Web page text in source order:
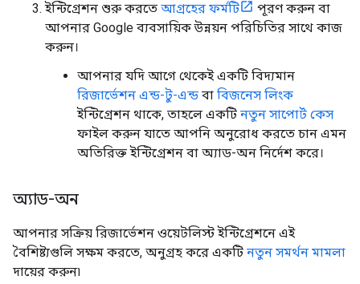
ইন্টিগ্রেশন শুরু করতে আগ্রহের ফর্মটি
পূরণ করুন বা
আপনার Google ব্যবসায়িক উন্নয়ন পরিচিতির সাথে কাজ
করুন।
আপনার যদি আগে থেকেই একটি বিদ্যমান
রিজার্ভেশন এন্ড-টু-এন্ডবা বিজনেস লিংক
ইন্টিগ্রেশন থাকে, তাহলে একটি নতুন সাপোর্ট কেস
ফাইল করুন যাতে আপনি অনুরোধ করতে চান এমন
অতিরিক্ত ইন্টিগ্রেশন বা অ্যাড-অন নির্দেশ করে।
অ্যাড-অন
আপনার সক্রিয় রিজার্ভেশন ওয়েটলিস্ট ইন্টিগ্রেশনে এই
বৈশিষ্ট্যগুলি সক্ষম করতে, অনুগ্রহ করে একটি নতুন সমর্থন মামলা
দায়ের করুন৷